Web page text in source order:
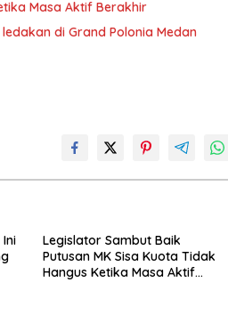
Masa Aktif Berakhir
di Grand Polonia Medan
Legislator Sambut Baik
Putusan MK Sisa Kuota Tidak
Hangus Ketika Masa Aktif